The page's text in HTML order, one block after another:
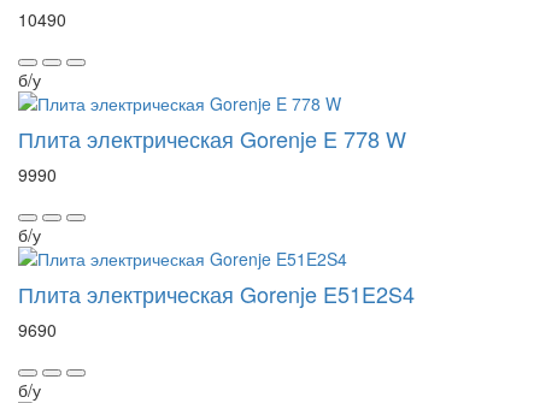
10490
б/у
Плита электрическая Gorenje E 778 W
9990
б/у
Плита электрическая Gorenje E51E2S4
9690
б/у